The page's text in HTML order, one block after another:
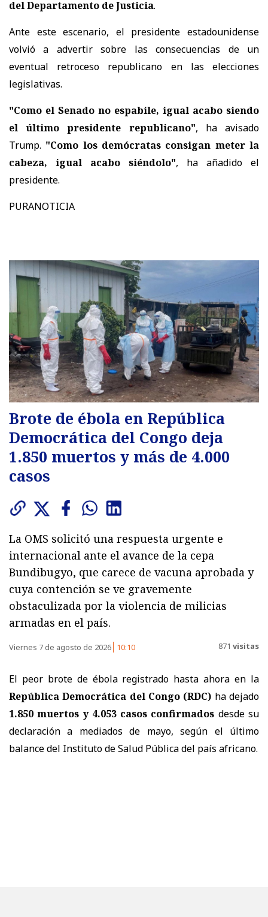
del Departamento de Justicia.
Ante este escenario, el presidente estadounidense
volvió a advertir sobre las consecuencias de un
eventual retroceso republicano en las elecciones
legislativas.
"Como el Senado no espabile, igual acabo siendo
el último presidente republicano", ha avisado
Trump. "Como los demócratas consigan meter la
cabeza, igual acabo siéndolo", ha añadido el
presidente.
PURANOTICIA
Brote de ébola en República
Democrática del Congo deja
1.850 muertos y más de 4.000
casos
La OMS solicitó una respuesta urgente e
internacional ante el avance de la cepa
Bundibugyo, que carece de vacuna aprobada y
cuya contención se ve gravemente
obstaculizada por la violencia de milicias
armadas en el país.
Viernes 7 de agosto de 2026 10:10 871 visitas
El peor brote de ébola registrado hasta ahora en la
República Democrática del Congo (RDC) ha dejado
1.850 muertos y 4.053 casos confirmados desde su
declaración a mediados de mayo, según el último
balance del Instituto de Salud Pública del país africano.